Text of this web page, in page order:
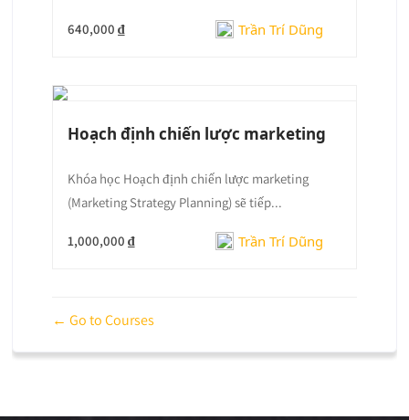
640,000 ₫ Trần Trí Dũng
Hoạch định chiến lược marketing
Khóa học Hoạch định chiến lược marketing
(Marketing Strategy Planning) sẽ tiếp...
1,000,000 ₫ Trần Trí Dũng
Go to Courses